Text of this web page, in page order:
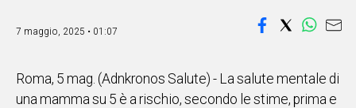
GALLURA
MEDIO
CAMPIDANO
7 maggio, 2025 • 01:07
Roma, 5 mag. (Adnkronos Salute) - La salute mentale di
una mamma su 5 è a rischio, secondo le stime, prima e